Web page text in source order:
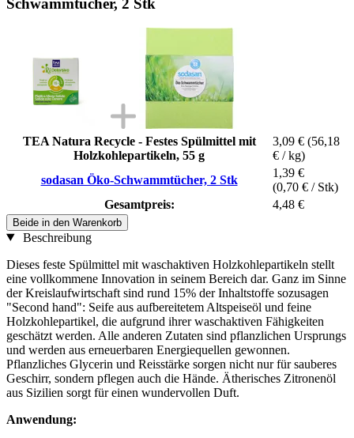
Schwammtücher, 2 Stk
TEA Natura Recycle - Festes Spülmittel mit
Holzkohlepartikeln, 55 g
3,09 € (56,18
€ / kg)
sodasan Öko-Schwammtücher, 2 Stk
1,39 €
(0,70 € / Stk)
Gesamtpreis:
4,48 €
Beide in den Warenkorb
Beschreibung
Dieses feste Spülmittel mit waschaktiven Holzkohlepartikeln stellt
eine vollkommene Innovation in seinem Bereich dar. Ganz im Sinne
der Kreislaufwirtschaft sind rund 15% der Inhaltstoffe sozusagen
"Second hand": Seife aus aufbereitetem Altspeiseöl und feine
Holzkohlepartikel, die aufgrund ihrer waschaktiven Fähigkeiten
geschätzt werden. Alle anderen Zutaten sind pflanzlichen Ursprungs
und werden aus erneuerbaren Energiequellen gewonnen.
Pflanzliches Glycerin und Reisstärke sorgen nicht nur für sauberes
Geschirr, sondern pflegen auch die Hände. Ätherisches Zitronenöl
aus Sizilien sorgt für einen wundervollen Duft.
Anwendung: